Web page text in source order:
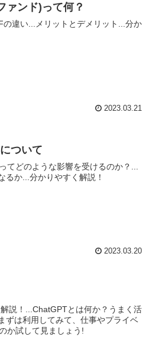
ァンド)って何？
違い...メリットとデメリット...分か
2023.03.21
ついて
てどのような影響を受けるのか？...
るか...分かりやすく解説！
2023.03.20
説！...ChatGPTとは何か？うまく活
ずは利用してみて、仕事やプライベ
か試して見ましょう!